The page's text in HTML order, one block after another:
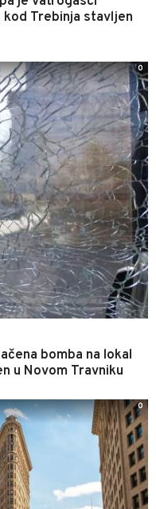
kod Trebinja stavljen
bomba na lokal
u Novom Travniku
0
0